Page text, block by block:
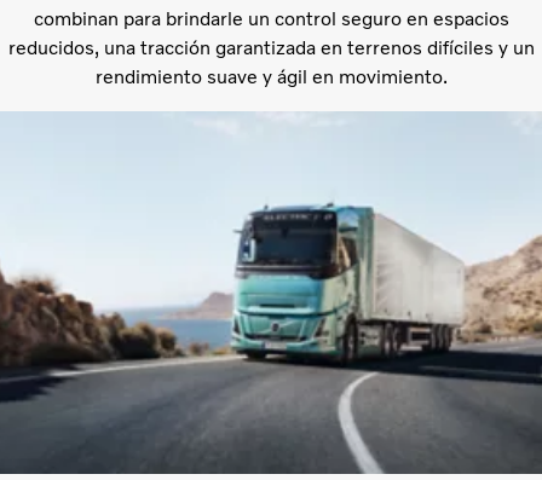
combinan para brindarle un control seguro en espacios
reducidos, una tracción garantizada en terrenos difíciles y un
rendimiento suave y ágil en movimiento.